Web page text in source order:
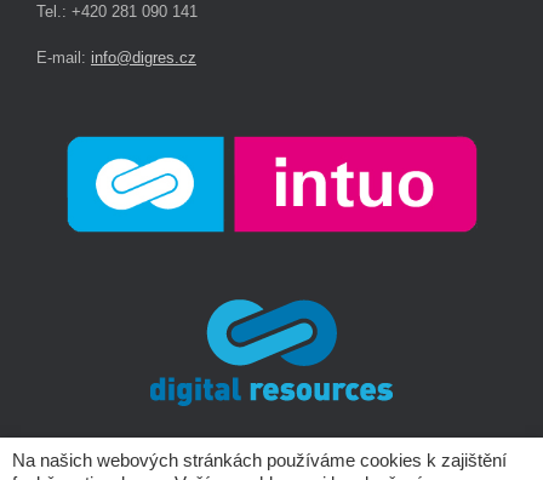
Tel.: +420 281 090 141
E-mail: info@digres.cz
Na našich webových stránkách používáme cookies k zajištění